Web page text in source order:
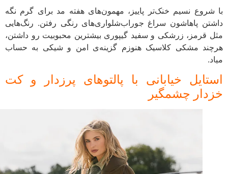
با شروع نسیم خنک‌تر پاییز، مهمون‌های هفته مد برای گرم نگه
داشتن پاهاشون سراغ جوراب‌شلواری‌های رنگی رفتن. رنگ‌هایی
مثل قرمز، زرشکی و سفید گیپوری بیشترین محبوبیت رو داشتن،
هرچند مشکی کلاسیک هنوزم گزینه‌ی امن و شیکی به حساب
میاد.
استایل خیابانی با پالتوهای پرزدار و کت
خزدار چشمگیر